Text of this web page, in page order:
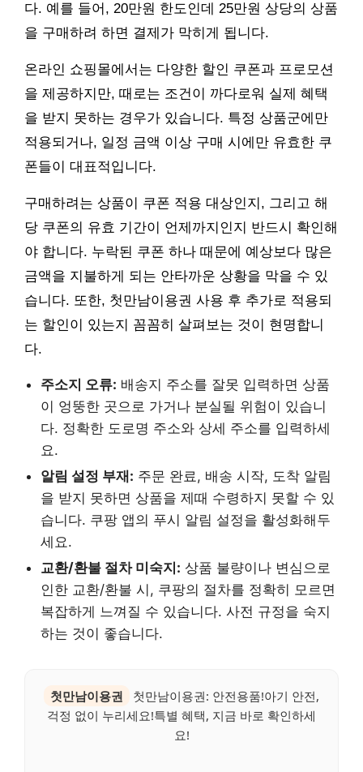
다. 예를 들어, 20만원 한도인데 25만원 상당의 상품
을 구매하려 하면 결제가 막히게 됩니다.
온라인 쇼핑몰에서는 다양한 할인 쿠폰과 프로모션
을 제공하지만, 때로는 조건이 까다로워 실제 혜택
을 받지 못하는 경우가 있습니다. 특정 상품군에만
적용되거나, 일정 금액 이상 구매 시에만 유효한 쿠
폰들이 대표적입니다.
구매하려는 상품이 쿠폰 적용 대상인지, 그리고 해
당 쿠폰의 유효 기간이 언제까지인지 반드시 확인해
야 합니다. 누락된 쿠폰 하나 때문에 예상보다 많은
금액을 지불하게 되는 안타까운 상황을 막을 수 있
습니다. 또한, 첫만남이용권 사용 후 추가로 적용되
는 할인이 있는지 꼼꼼히 살펴보는 것이 현명합니
다.
주소지 오류: 배송지 주소를 잘못 입력하면 상품
이 엉뚱한 곳으로 가거나 분실될 위험이 있습니
다. 정확한 도로명 주소와 상세 주소를 입력하세
요.
알림 설정 부재: 주문 완료, 배송 시작, 도착 알림
을 받지 못하면 상품을 제때 수령하지 못할 수 있
습니다. 쿠팡 앱의 푸시 알림 설정을 활성화해두
세요.
교환/환불 절차 미숙지: 상품 불량이나 변심으로
인한 교환/환불 시, 쿠팡의 절차를 정확히 모르면
복잡하게 느껴질 수 있습니다. 사전 규정을 숙지
하는 것이 좋습니다.
첫만남이용권
첫만남이용권: 안전용품!아기 안전,
걱정 없이 누리세요!특별 혜택, 지금 바로 확인하세
요!